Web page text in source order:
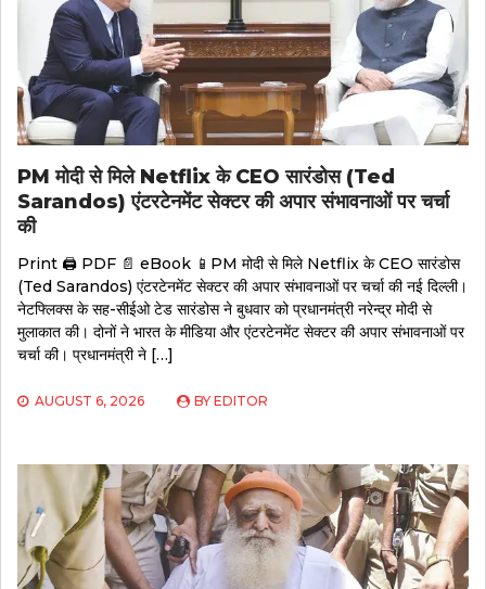
PM मोदी से मिले Netflix के CEO सारंडोस (Ted
Sarandos) एंटरटेनमेंट सेक्टर की अपार संभावनाओं पर चर्चा
की
Print 🖨 PDF 📄 eBook 📱PM मोदी से मिले Netflix के CEO सारंडोस
(Ted Sarandos) एंटरटेनमेंट सेक्टर की अपार संभावनाओं पर चर्चा की नई दिल्ली।
नेटफ्लिक्स के सह-सीईओ टेड सारंडोस ने बुधवार को प्रधानमंत्री नरेन्द्र मोदी से
मुलाकात की। दोनों ने भारत के मीडिया और एंटरटेनमेंट सेक्टर की अपार संभावनाओं पर
चर्चा की। प्रधानमंत्री ने […]
AUGUST 6, 2026 BY EDITOR